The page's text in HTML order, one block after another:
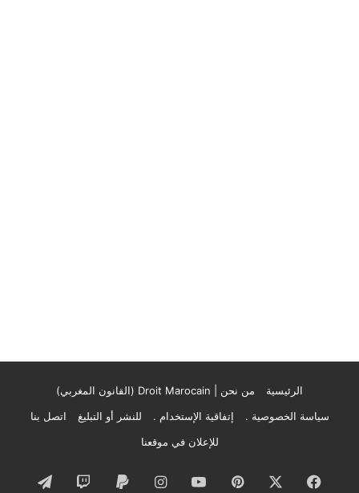
الرئيسية
من نحن | Droit Marocain (القانون المغربي)
سياسة الخصوصية .
إتفاقية الإستخدام . للنشر أو التبليغ
اتصل بنا
للإعلان في موقعنا
فيسبوك بينتيريست‫YouTubeانستقرام
‏Paypal